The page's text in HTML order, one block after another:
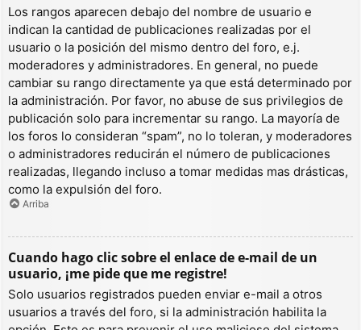
Los rangos aparecen debajo del nombre de usuario e
indican la cantidad de publicaciones realizadas por el
usuario o la posición del mismo dentro del foro, e.j.
moderadores y administradores. En general, no puede
cambiar su rango directamente ya que está determinado por
la administración. Por favor, no abuse de sus privilegios de
publicación solo para incrementar su rango. La mayoría de
los foros lo consideran “spam”, no lo toleran, y moderadores
o administradores reducirán el número de publicaciones
realizadas, llegando incluso a tomar medidas mas drásticas,
como la expulsión del foro.
Arriba
Cuando hago clic sobre el enlace de e-mail de un
usuario, ¡me pide que me registre!
Solo usuarios registrados pueden enviar e-mail a otros
usuarios a través del foro, si la administración habilita la